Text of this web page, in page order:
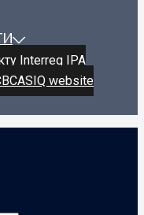
Interreg IPA
ASIQ website